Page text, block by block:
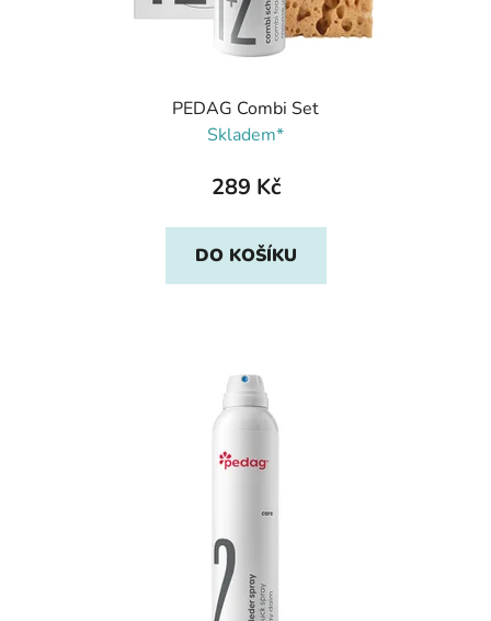
PEDAG Combi Set
Skladem*
289 Kč
DO KOŠÍKU